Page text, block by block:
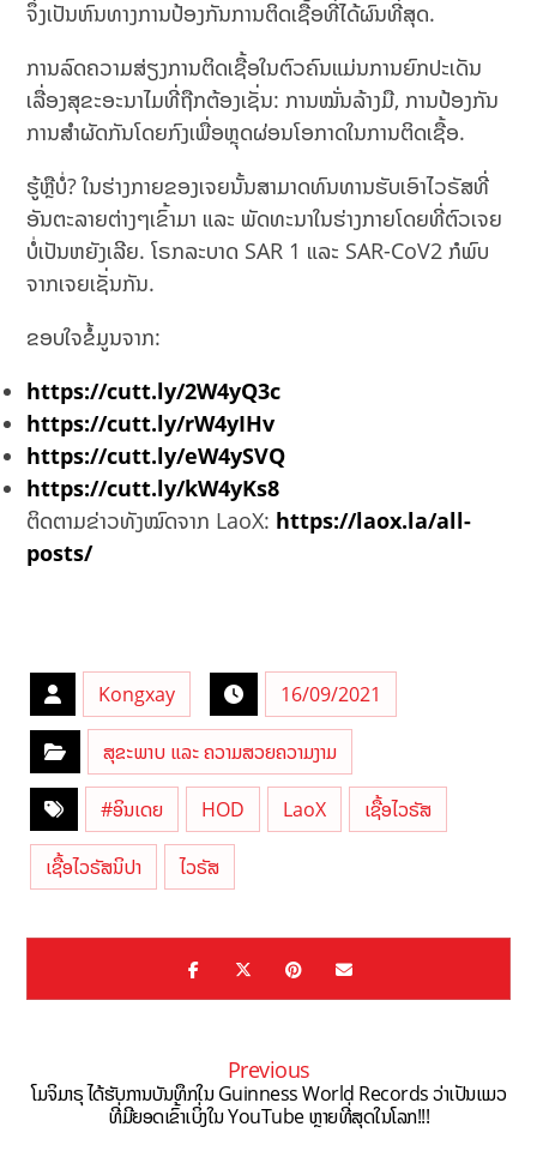
ຈຶ່ງເປັນຫົນທາງການປ້ອງກັນການຕິດເຊື້ອທີ່ໄດ້ຜົນທີ່ສຸດ.
ການລົດຄວາມສ່ຽງການຕິດເຊື້ອໃນຕົວຄົນແມ່ນການຍົກປະເດັນ
ເລື່ອງສຸຂະອະນາໄມທີ່ຖືກຕ້ອງເຊັ່ນ: ການໝັ່ນລ້າງມື, ການປ້ອງກັນ
ການສຳຜັດກັນໂດຍກົງເພື່ອຫຼຸດຜ່ອນໂອກາດໃນການຕິດເຊື້ອ.
ຮູ້ຫຼືບໍ່? ໃນຮ່າງກາຍຂອງເຈຍນັ້ນສາມາດທົນທານຮັບເອົາໄວຣັສທີ່
ອັນຕະລາຍຕ່າງໆເຂົ້າມາ ແລະ ພັດທະນາໃນຮ່າງກາຍໂດຍທີ່ຕົວເຈຍ
ບໍ່ເປັນຫຍັງເລີຍ. ໂຣກລະບາດ SAR 1 ແລະ SAR-CoV2 ກໍພົບ
ຈາກເຈຍເຊັ່ນກັນ.
ຂອບໃຈຂໍ້ມູນຈາກ:
https://cutt.ly/2W4yQ3c
https://cutt.ly/rW4yIHv
https://cutt.ly/eW4ySVQ
https://cutt.ly/kW4yKs8
ຕິດຕາມຂ່າວທັງໝົດຈາກ LaoX: https://laox.la/all-
posts/
Kongxay 16/09/2021
ສຸຂະພາບ ແລະ ຄວາມສວຍຄວາມງາມ
#ອິນເດຍ HOD LaoX ເຊື້ອໄວຣັສ
ເຊື້ອໄວຣັສນິປາ ໄວຣັສ
Previous
ໂມຈິມາຣຸ ໄດ້ຮັບການບັນທຶກໃນ Guinness World Records ວ່າເປັນແມວ
ທີ່ມີຍອດເຂົ້າເບິ່ງໃນ YouTube ຫຼາຍທີ່ສຸດໃນໂລກ!!!